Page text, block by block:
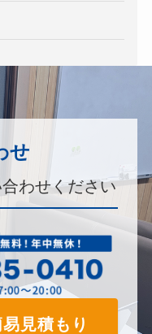
せ
わせください
見積もり